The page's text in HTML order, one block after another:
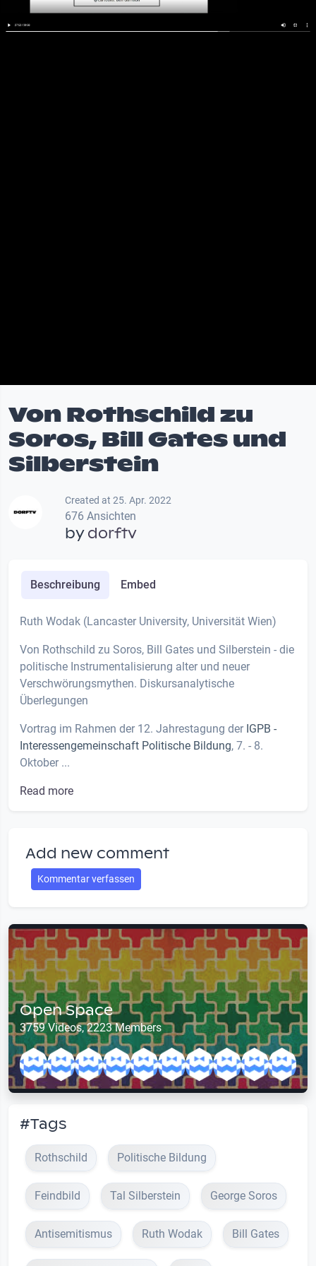
Von Rothschild zu
Soros, Bill Gates und
Silberstein
Created at 25. Apr. 2022
676 Ansichten
bydorftv
Beschreibung Embed
Ruth Wodak (Lancaster University, Universität Wien)
Von Rothschild zu Soros, Bill Gates und Silberstein - die
politische Instrumentalisierung alter und neuer
Verschwörungsmythen. Diskursanalytische
Überlegungen
Vortrag im Rahmen der 12. Jahrestagung der IGPB -
Interessengemeinschaft Politische Bildung, 7. - 8.
Oktober ...
Read more
Add new comment
Kommentar verfassen
Open Space
3759 Videos, 2223 Members
#Tags
Rothschild Politische Bildung
Feindbild Tal Silberstein George Soros
Antisemitismus Ruth Wodak Bill Gates